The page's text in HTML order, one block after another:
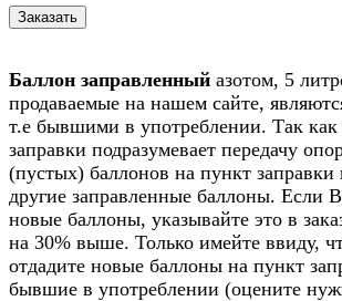
Баллон заправленный азотом, 5
продаваемые на нашем сайте,
т.е бывшими в употреблении. Так как
заправки подразумевает передачу
(пустых) баллонов на пункт
другие заправленные баллоны. Если
новые баллоны, указывайте это в
на 30% выше. Только имейте ввиду,
отдадите новые баллоны на пункт
бывшие в употреблении (оцените